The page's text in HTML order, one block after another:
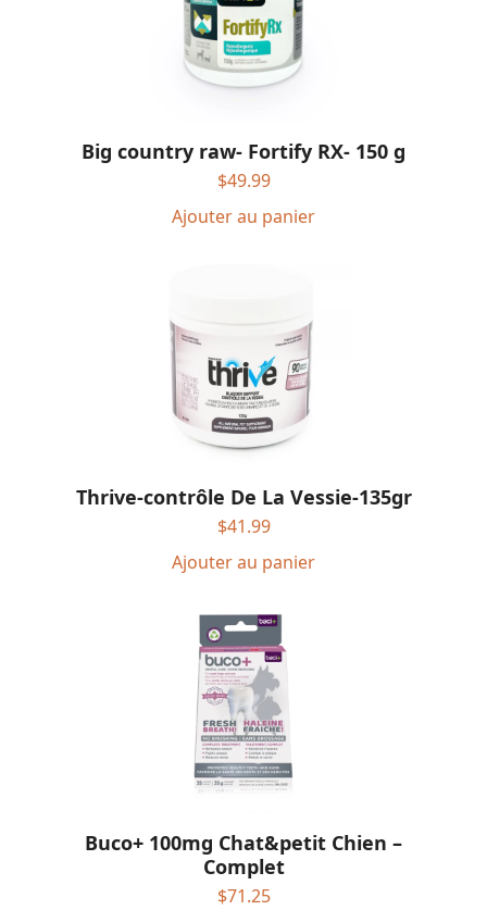
Big country raw- Fortify RX- 150 g
$49.99
Ajouter au panier
Thrive-contrôle De La Vessie-135gr
$41.99
Ajouter au panier
Buco+ 100mg Chat&petit Chien –
Complet
$71.25